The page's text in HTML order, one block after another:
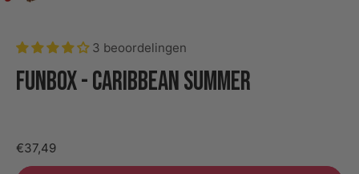
3 beoordelingen
Funbox - Caribbean Summer
€37,49